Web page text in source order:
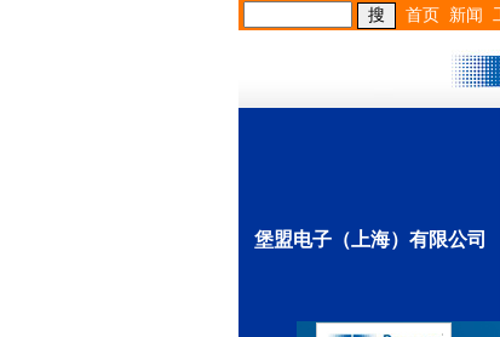
首页 新闻
堡盟电子（上海）有限公司